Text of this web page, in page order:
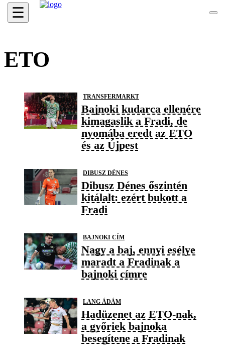
☰
ETO
TRANSFERMARKT
Bajnoki kudarca ellenére
kimagaslik a Fradi, de
nyomába eredt az ETO
és az Újpest
DIBUSZ DÉNES
Dibusz Dénes őszintén
kitálalt: ezért bukott a
Fradi
BAJNOKI CÍM
Nagy a baj, ennyi esélye
maradt a Fradinak a
bajnoki címre
LANG ÁDÁM
Hadüzenet az ETO-nak,
a győriek bajnoka
besegítene a Fradinak